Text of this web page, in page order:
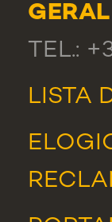
GERAL
TEL.:
LISTA